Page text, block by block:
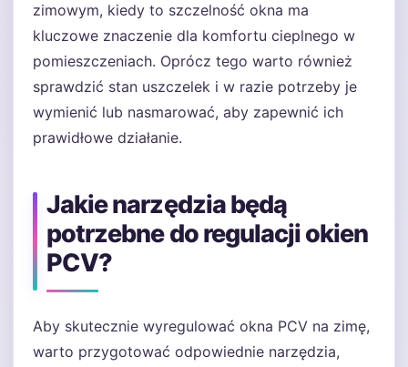
zimowym, kiedy to szczelność okna ma
kluczowe znaczenie dla komfortu cieplnego w
pomieszczeniach. Oprócz tego warto również
sprawdzić stan uszczelek i w razie potrzeby je
wymienić lub nasmarować, aby zapewnić ich
prawidłowe działanie.
Jakie narzędzia będą
potrzebne do regulacji okien
PCV?
Aby skutecznie wyregulować okna PCV na zimę,
warto przygotować odpowiednie narzędzia,